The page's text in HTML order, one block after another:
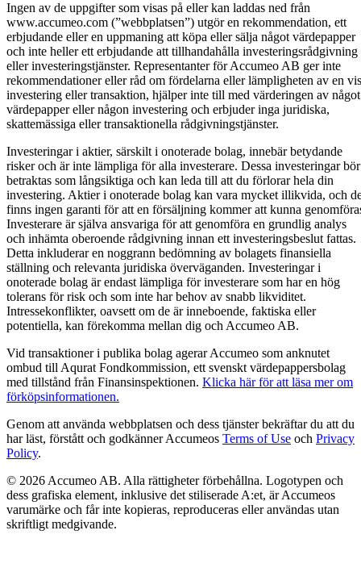
Ingen av de uppgifter som visas på eller kan laddas ned från
www.accumeo.com (”webbplatsen”) utgör en rekommendation, ett
erbjudande eller en uppmaning att köpa eller sälja något värdepapper
och inte heller ett erbjudande att tillhandahålla investeringsrådgivning
eller investeringstjänster. Representanter för Accumeo AB ger inte
rekommendationer eller råd om fördelarna eller lämpligheten av en
investering eller transaktion, hjälper inte till med värderingen av något
värdepapper eller någon investering och erbjuder inga juridiska,
skattemässiga eller transaktionella rådgivningstjänster.
Investeringar i aktier, särskilt i onoterade bolag, innebär betydande
risker och är inte lämpliga för alla investerare. Dessa investeringar bör
betraktas som långsiktiga och kan leda till att du förlorar hela din
investering. Aktier i onoterade bolag kan vara mycket illikvida, och
finns ingen garanti för att en försäljning kommer att kunna
Investerare är själva ansvariga för att genomföra en grundlig analys
och inhämta oberoende rådgivning innan ett investeringsbeslut fattas.
Detta inkluderar en noggrann bedömning av bolagets finansiella
ställning och relevanta juridiska överväganden. Investeringar i
onoterade bolag är endast lämpliga för investerare som har en hög
tolerans för risk och som inte har behov av snabb likviditet.
Intressekonflikter, oavsett om de är inneboende, faktiska eller
potentiella, kan förekomma mellan dig och Accumeo AB.
Vid transaktioner i publika bolag agerar Accumeo som anknutet
ombud till Aqurat Fondkommission, ett svenskt värdepappersbolag
med tillstånd från Finansinspektionen. Klicka här för att läsa mer om
förköpsinformationen.
Genom att använda webbplatsen och dess tjänster bekräftar du att du
har läst, förstått och godkänner Accumeos Terms of Use och Privacy
Policy.
© 2026 Accumeo AB. Alla rättigheter förbehållna. Logotypen och
dess grafiska element, inklusive det stiliserade A:et, är Accumeos
varumärke och får inte kopieras, reproduceras eller användas utan
skriftligt medgivande.